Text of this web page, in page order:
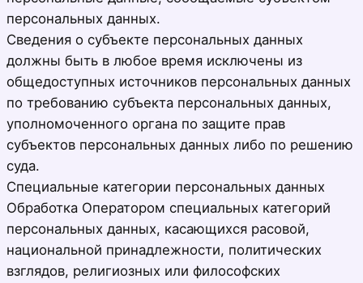
персональных данных.
Сведения о субъекте персональных данных
должны быть в любое время исключены из
общедоступных источников персональных данных
по требованию субъекта персональных данных,
уполномоченного органа по защите прав
субъектов персональных данных либо по решению
суда.
Специальные категории персональных данных
Обработка Оператором специальных категорий
персональных данных, касающихся расовой,
национальной принадлежности, политических
взглядов, религиозных или философских